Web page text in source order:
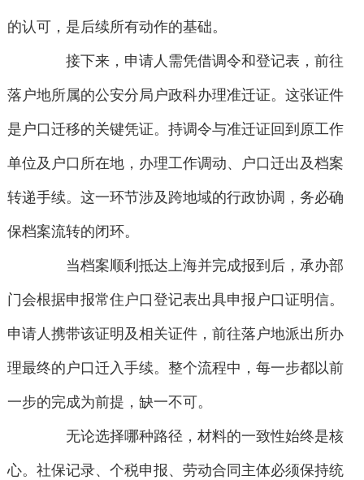
的认可，是后续所有动作的基础。
接下来，申请人需凭借调令和登记表，前往
落户地所属的公安分局户政科办理准迁证。这张证件
是户口迁移的关键凭证。持调令与准迁证回到原工作
单位及户口所在地，办理工作调动、户口迁出及档案
转递手续。这一环节涉及跨地域的行政协调，务必确
保档案流转的闭环。
当档案顺利抵达上海并完成报到后，承办部
门会根据申报常住户口登记表出具申报户口证明信。
申请人携带该证明及相关证件，前往落户地派出所办
理最终的户口迁入手续。整个流程中，每一步都以前
一步的完成为前提，缺一不可。
无论选择哪种路径，材料的一致性始终是核
心。社保记录、个税申报、劳动合同主体必须保持统